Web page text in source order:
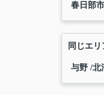
春日部市
同じエ
与野 北